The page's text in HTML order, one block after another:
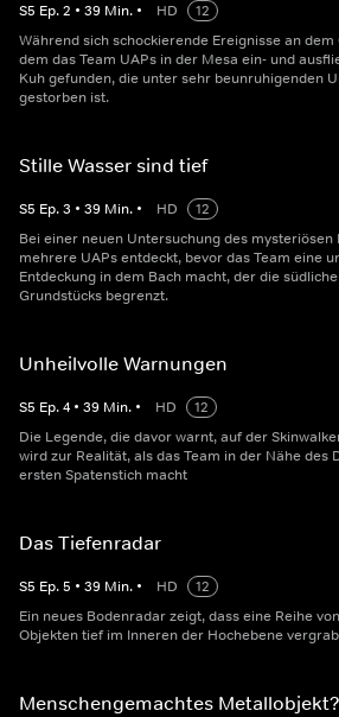
S5 Ep.2 • 39 Min. • HD
12
Während sich schockierende Ereignisse an
dem das Team UAPs in der Mesa ein- und
Kuh gefunden, die unter sehr beunruhigenden
gestorben ist.
Stille Wasser sind tief
S5 Ep.3 • 39 Min. • HD
12
Bei einer neuen Untersuchung des mysteriösen
mehrere UAPs entdeckt, bevor das Team eine
Entdeckung in dem Bach macht, der die
Grundstücks begrenzt.
Unheilvolle Warnungen
S5 Ep.4 • 39 Min. • HD
12
Die Legende, die davor warnt, auf der
wird zur Realität, als das Team in der Nähe des
ersten Spatenstich macht
Das Tiefenradar
S5 Ep.5 • 39 Min. • HD
12
Ein neues Bodenradar zeigt, dass eine Reihe
Objekten tief im Inneren der Hochebene
Menschengemachtes Metallobjekt?